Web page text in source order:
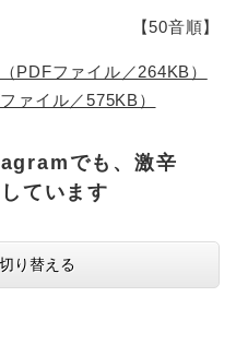
【50音順】
PDFファイル／264KB）
ァイル／575KB）
でも、激辛
ています
り替える